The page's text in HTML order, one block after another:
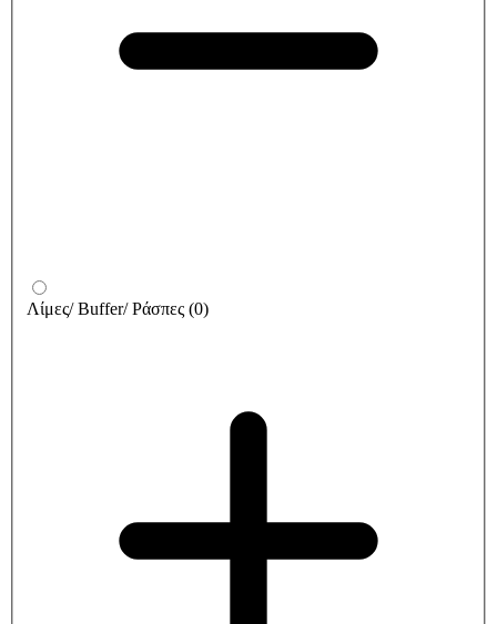
Λίμες/ Buffer/ Ράσπες (0)